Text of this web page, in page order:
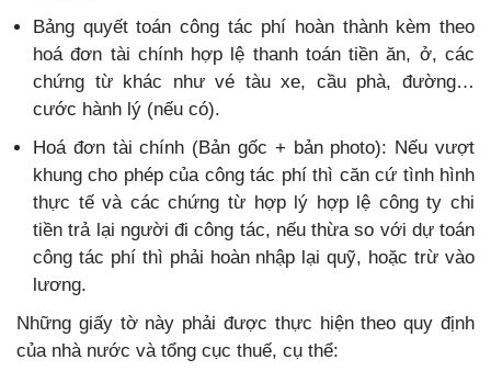
Bảng quyết toán công tác phí hoàn thành kèm theo
hoá đơn tài chính hợp lệ thanh toán tiền ăn, ở, các
chứng từ khác như vé tàu xe, cầu phà, đường…
cước hành lý (nếu có).
Hoá đơn tài chính (Bản gốc + bản photo): Nếu vượt
khung cho phép của công tác phí thì căn cứ tình hình
thực tế và các chứng từ hợp lý hợp lệ công ty chi
tiền trả lại người đi công tác, nếu thừa so với dự toán
công tác phí thì phải hoàn nhập lại quỹ, hoặc trừ vào
lương.
Những giấy tờ này phải được thực hiện theo quy định
của nhà nước và tổng cục thuế, cụ thể: